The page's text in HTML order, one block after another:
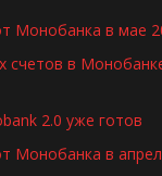
Монобанка в мае
счетов в
2.0 уже готов
Монобанка в